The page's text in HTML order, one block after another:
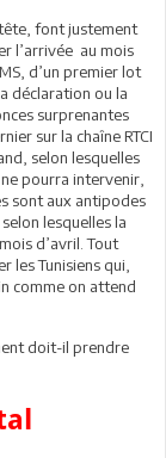
font justement
l’arrivée au mois
d’un premier lot
déclaration ou la
surprenantes
sur la chaîne RTCI
selon lesquelles
pourra intervenir,
sont aux antipodes
lesquelles la
d’avril. Tout
les Tunisiens qui,
comme on attend
doit-il prendre